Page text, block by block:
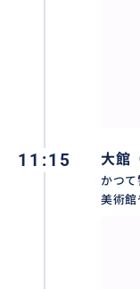
11:15 大館
かつ
美術館